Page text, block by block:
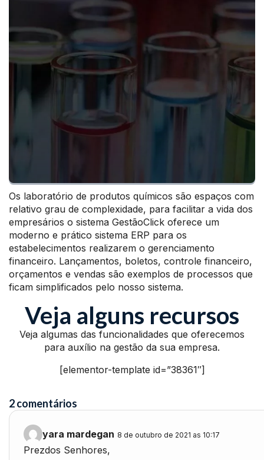
Os laboratório de produtos químicos são espaços com
relativo grau de complexidade, para facilitar a vida dos
empresários o sistema GestãoClick oferece um
moderno e prático sistema ERP para os
estabelecimentos realizarem o gerenciamento
financeiro. Lançamentos, boletos, controle financeiro,
orçamentos e vendas são exemplos de processos que
ficam simplificados pelo nosso sistema.
Veja alguns recursos
Veja algumas das funcionalidades que oferecemos
para auxílio na gestão da sua empresa.
[elementor-template id=”38361″]
2 comentários
yara mardegan 8 de outubro de 2021 as 10:17
Prezdos Senhores,